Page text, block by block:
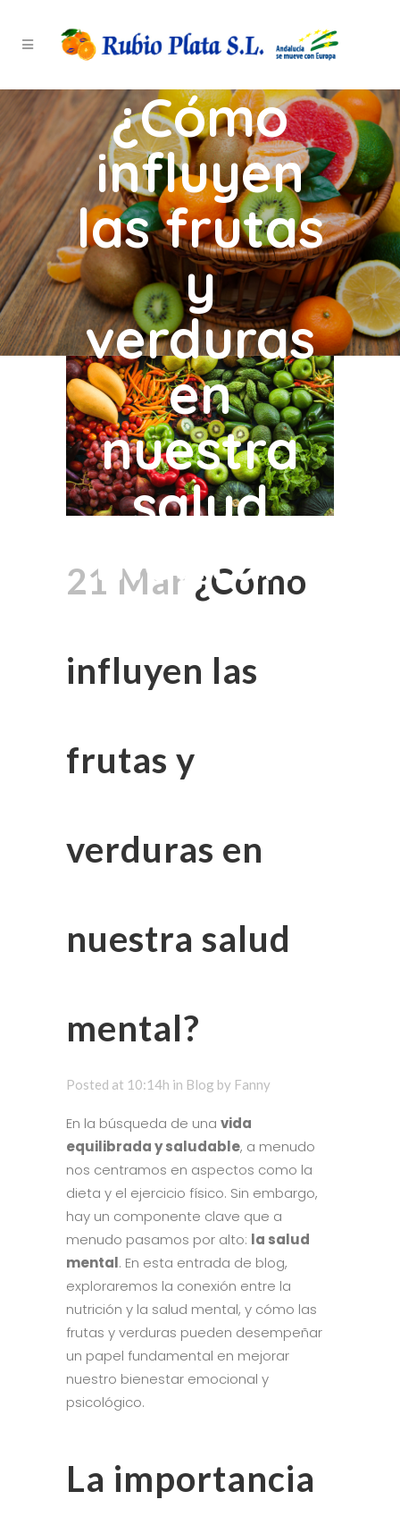
¿Cómo
influyen
las frutas
y
verduras
en
nuestra
salud
mental?
21 Mar ¿Cómo
influyen las
frutas y
verduras en
nuestra salud
mental?
Posted at 10:14h in Blog by Fanny
En la búsqueda de una vida
equilibrada y saludable, a menudo
nos centramos en aspectos como la
dieta y el ejercicio físico. Sin embargo,
hay un componente clave que a
menudo pasamos por alto: la salud
mental. En esta entrada de blog,
exploraremos la conexión entre la
nutrición y la salud mental, y cómo las
frutas y verduras pueden desempeñar
un papel fundamental en mejorar
nuestro bienestar emocional y
psicológico.
La importancia